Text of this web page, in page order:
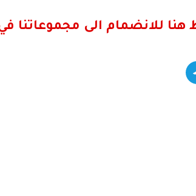
للانضمام الى مجموعاتنا